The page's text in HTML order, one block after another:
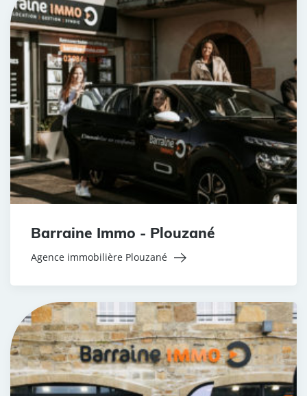
Barraine Immo - Plouzané
Agence immobilière Plouzané